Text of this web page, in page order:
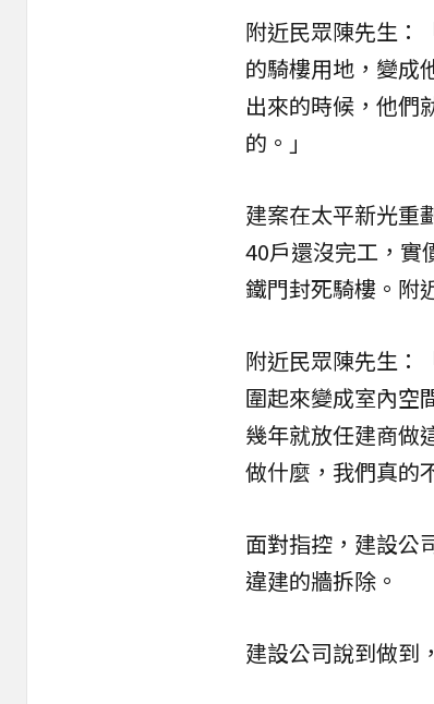
附近民眾陳先生：
的騎樓用地，變成
出來的時候，他們
的。」
建案在太平新光重
40戶還沒完工，實
鐵門封死騎樓。附
附近民眾陳先生：
圍起來變成室內空
幾年就放任建商做
做什麼，我們真的
面對指控，建設公
違建的牆拆除。
建設公司說到做到